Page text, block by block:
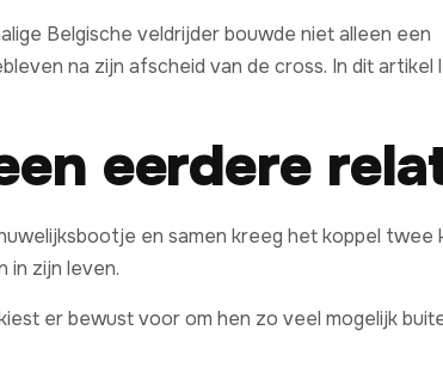
Belgische veldrijder bouwde niet alleen een
na zijn afscheid van de cross. In dit artikel
eerdere
en samen kreeg het koppel twee
in zijn leven.
er bewust voor om hen zo veel mogelijk